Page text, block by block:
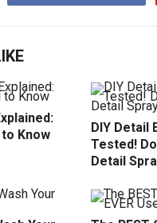
Know
DIY Detail
Tested!
Detail